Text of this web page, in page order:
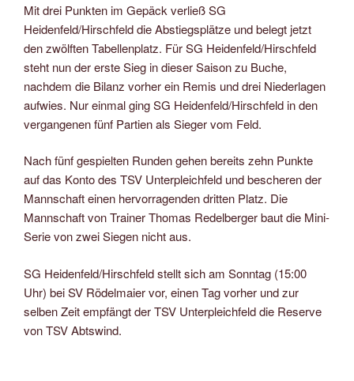
Mit drei Punkten im Gepäck verließ SG
Heidenfeld/Hirschfeld die Abstiegsplätze und belegt jetzt
den zwölften Tabellenplatz. Für SG Heidenfeld/Hirschfeld
steht nun der erste Sieg in dieser Saison zu Buche,
nachdem die Bilanz vorher ein Remis und drei Niederlagen
aufwies. Nur einmal ging SG Heidenfeld/Hirschfeld in den
vergangenen fünf Partien als Sieger vom Feld.
Nach fünf gespielten Runden gehen bereits zehn Punkte
auf das Konto des TSV Unterpleichfeld und bescheren der
Mannschaft einen hervorragenden dritten Platz. Die
Mannschaft von Trainer Thomas Redelberger baut die Mini-
Serie von zwei Siegen nicht aus.
SG Heidenfeld/Hirschfeld stellt sich am Sonntag (15:00
Uhr) bei SV Rödelmaier vor, einen Tag vorher und zur
selben Zeit empfängt der TSV Unterpleichfeld die Reserve
von TSV Abtswind.